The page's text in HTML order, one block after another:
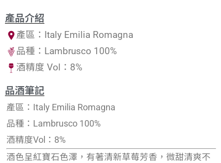
產品介紹
產區：Italy Emilia Romagna
品種：Lambrusco 100%
酒精度 Vol：8%
品酒筆記
產區：Italy Emilia Romagna
品種：Lambrusco 100%
酒精度Vol：8%
酒色呈紅寶石色澤，有著清新草莓芳香，微甜清爽不